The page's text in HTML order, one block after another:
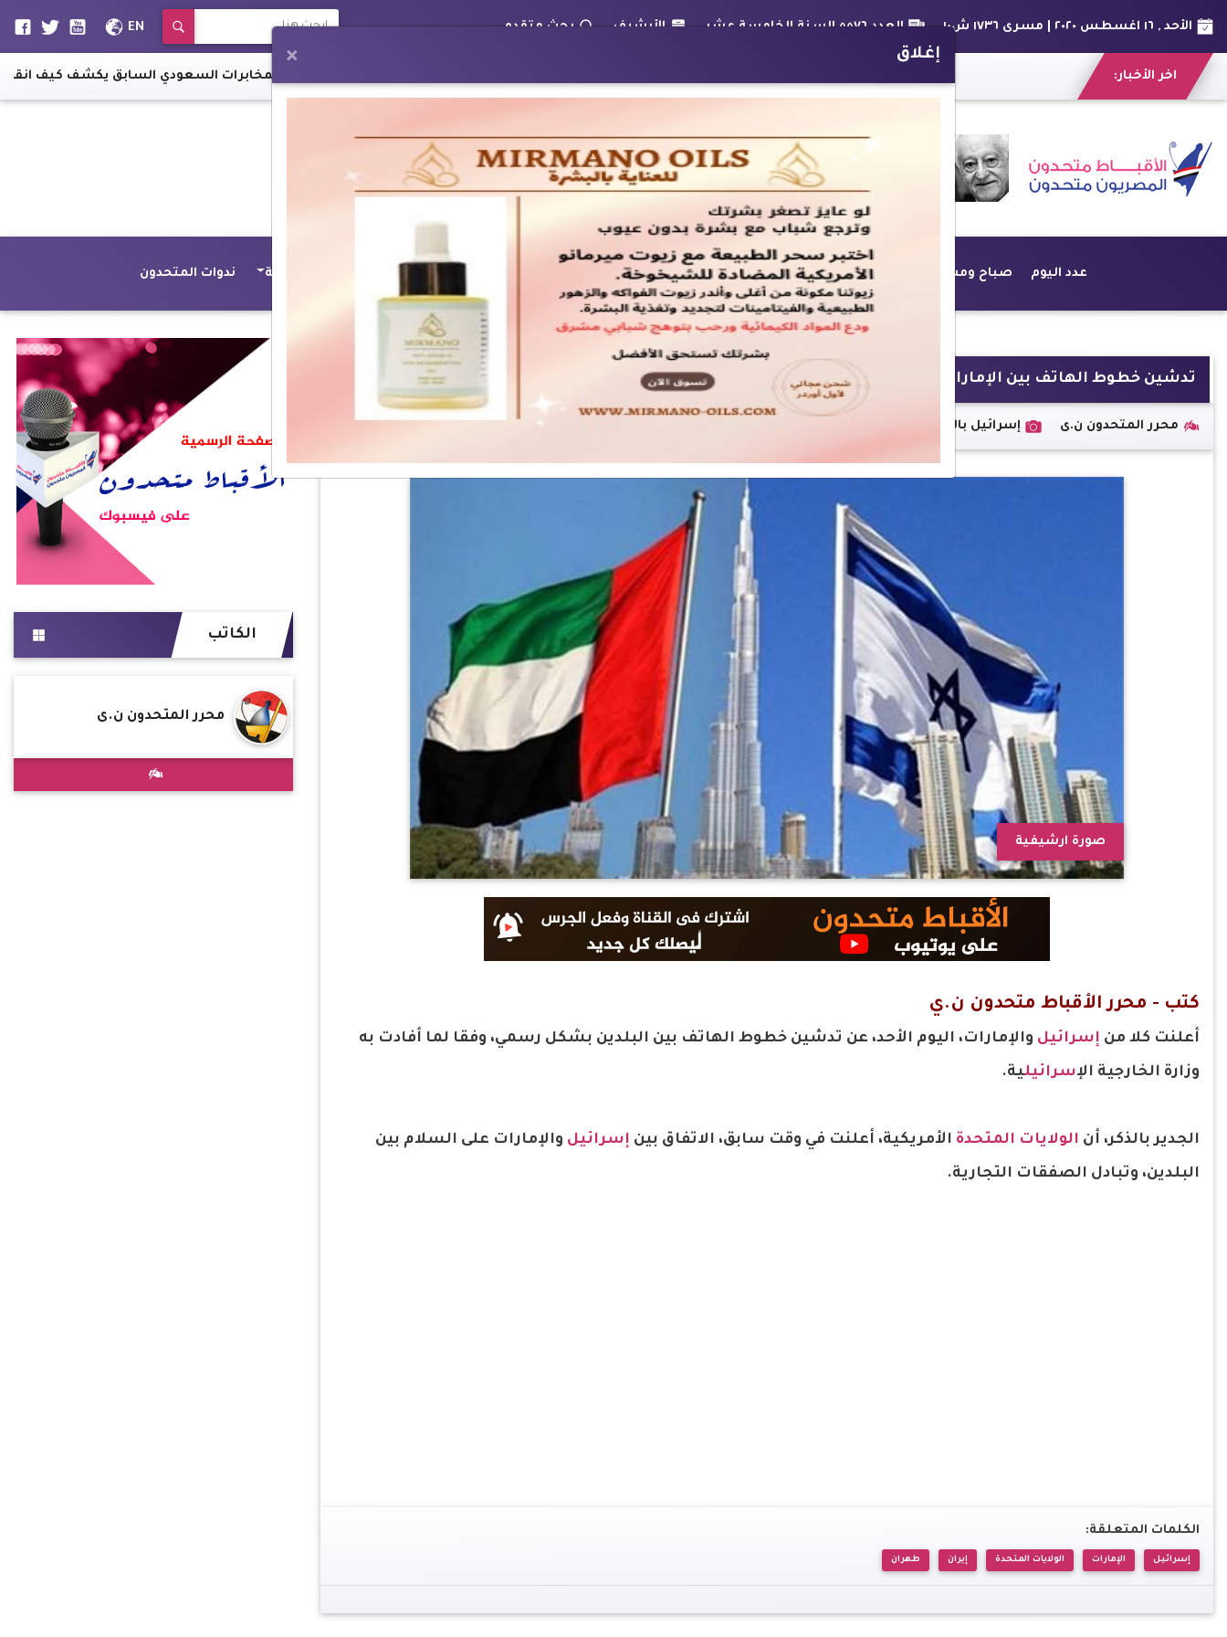
الأحد , ١٦ اغسطس ٢٠٢٠ | مسرى ١٧٣٦ ش١٠ العدد ٥٥٧٦ السنة الخامسة عشر الأرشيف بحث متقدم EN
اخر الأخبار: رجل المخابرات السعودي السابق يكشف كيف انقلب "بن
عدد اليوم صباح ومسا أراء حرة بوابة الأقباط أعمدة قضايا أصداء عالمية ندوات المتحدون
تدشين خطوط الهاتف بين الإمارات وإسرائيل بشكل رسمي
محرر المتحدون ن.ى إسرائيل بالعربي
صورة ارشيفية
كتب - محرر الأقباط متحدون ن.ي
أعلنت كلا من إسرائيل والإمارات، اليوم الأحد، عن تدشين خطوط الهاتف بين البلدين بشكل رسمي، وفقا لما أفادت به
وزارة الخارجية الإسرائيلية.
الجدير بالذكر، أن الولايات المتحدة الأمريكية، أعلنت في وقت سابق، الاتفاق بين إسرائيل والإمارات على السلام بين
البلدين، وتبادل الصفقات التجارية.
الكلمات المتعلقة:
إسرائيل الإمارات الولايات المتحدة إيران طهران
الكاتب
محرر المتحدون ن.ى
إغلاق ×